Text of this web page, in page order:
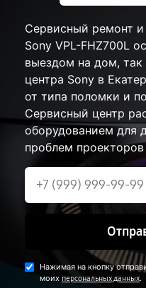
Сервисный ремонт
Sony VPL-FHZ700L
выездом на дом, так
центра Sony в
от типа поломки и
Сервисный центр
оборудованием для
проблем проекторов
Нажимая на кнопку
моих персональных данных.